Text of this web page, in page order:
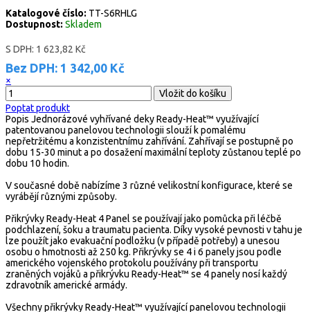
Katalogové číslo: TT-S6RHLG
Dostupnost: Skladem
S DPH: 1 623,82 Kč
Bez DPH: 1 342,00 Kč
×
Poptat produkt
Popis Jednorázové vyhřívané deky Ready-Heat™ využívající
patentovanou panelovou technologii slouží k pomalému
nepřetržitému a konzistentnímu zahřívání. Zahřívají se postupně po
dobu 15-30 minut a po dosažení maximální teploty zůstanou teplé po
dobu 10 hodin.
V současné době nabízíme 3 různé velikostní konfigurace, které se
vyrábějí různými způsoby.
Přikrývky Ready-Heat 4 Panel se používají jako pomůcka při léčbě
podchlazení, šoku a traumatu pacienta. Díky vysoké pevnosti v tahu je
lze použít jako evakuační podložku (v případě potřeby) a unesou
osobu o hmotnosti až 250 kg. Přikrývky se 4 i 6 panely jsou podle
amerického vojenského protokolu používány při transportu
zraněných vojáků a přikrývku Ready-Heat™ se 4 panely nosí každý
zdravotník americké armády.
Všechny přikrývky Ready-Heat™ využívající panelovou technologii